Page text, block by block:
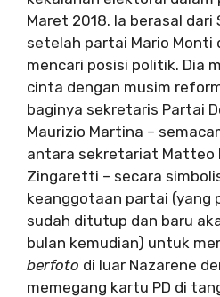
Maret 2018. Ia berasal dari
setelah partai Mario Monti
mencari posisi politik. Dia
cinta dengan musim
baginya sekretaris Partai
Maurizio Martina –
antara sekretariat Matteo
Zingaretti – secara
keanggotaan partai (yang
sudah ditutup dan baru
bulan kemudian) untuk
berfoto di luar Nazarene
memegang kartu PD di